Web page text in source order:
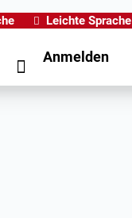
Leichte Sprache
Anmelden